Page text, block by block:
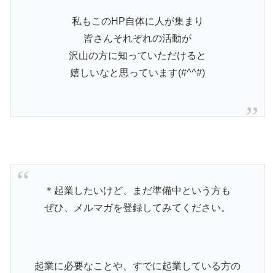
私もこのHP自体に人が集まり
皆さんそれぞれの活動が
沢山の方に知っていただけると
嬉しいなと思っています(#^^#)
＊起業したいけど、まだ準備中という方も
ぜひ、メルマガを登録してみてください。
起業に必要なことや、すでに起業している方の